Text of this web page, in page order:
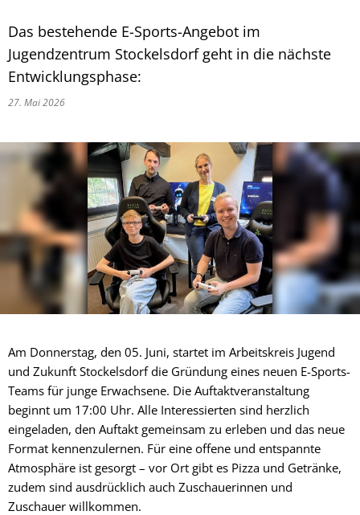
Das bestehende E-Sports-Angebot im
Jugendzentrum Stockelsdorf geht in die nächste
Entwicklungsphase:
27. Mai 2026
Am Donnerstag, den 05. Juni, startet im Arbeitskreis Jugend
und Zukunft Stockelsdorf die Gründung eines neuen E-Sports-
Teams für junge Erwachsene. Die Auftaktveranstaltung
beginnt um 17:00 Uhr. Alle Interessierten sind herzlich
eingeladen, den Auftakt gemeinsam zu erleben und das neue
Format kennenzulernen. Für eine offene und entspannte
Atmosphäre ist gesorgt – vor Ort gibt es Pizza und Getränke,
zudem sind ausdrücklich auch Zuschauerinnen und
Zuschauer willkommen.